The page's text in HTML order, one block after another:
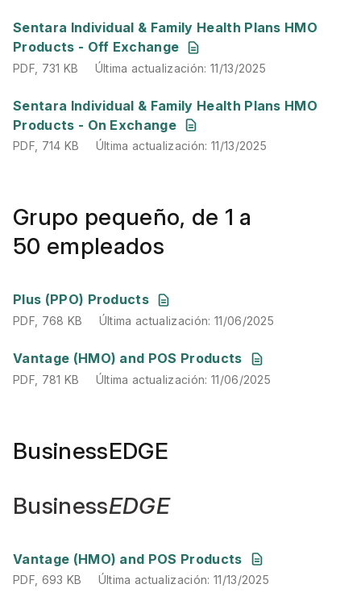
Sentara Individual & Family Health Plans HMO
Products - Off Exchange
PDF,731 KB Última actualización:11/13/2025
PDF, 731 KB Última actualización: 11/13/2025
Sentara Individual & Family Health Plans HMO
Products - On Exchange
PDF,714 KB Última actualización:11/13/2025
PDF, 714 KB Última actualización: 11/13/2025
Grupo pequeño, de 1 a
50 empleados
Plus (PPO) Products
PDF, 768 KB Última actualización
PDF, 768 KB Última actualización: 11/06/2025
Vantage (HMO) and POS Products
PDF,781 KB Última actualización:11/06/2025
PDF, 781 KB Última actualización: 11/06/2025
BusinessEDGE
BusinessEDGE
Vantage (HMO) and POS Products
PDF,693 KB Última actualización:11/13/2025
PDF, 693 KB Última actualización: 11/13/2025